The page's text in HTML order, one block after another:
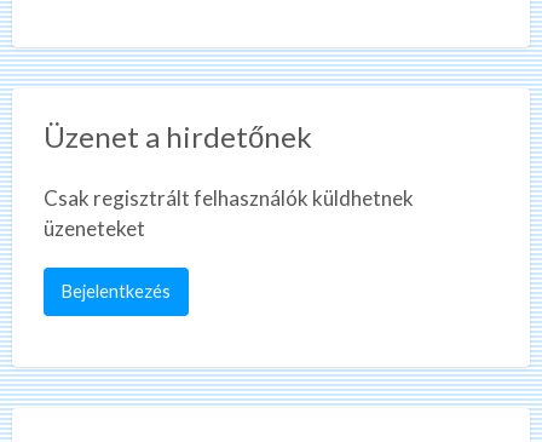
Üzenet a hirdetőnek
Csak regisztrált felhasználók küldhetnek
üzeneteket
Bejelentkezés